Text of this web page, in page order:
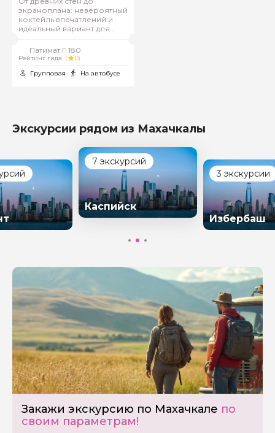
экраноплана: невероятный
коктейль впечатлений и
идеальный вариант для
фотографий!
Патимат.Г 180
Рейтинг гида (
0)
Групповая
На автобусе
Экскурсии рядом из Махачкалы
7 экскурсий
Каспийск
3 экскурсии
Избербаш
Закажи экскурсию по Махачкале по
своим параметрам!